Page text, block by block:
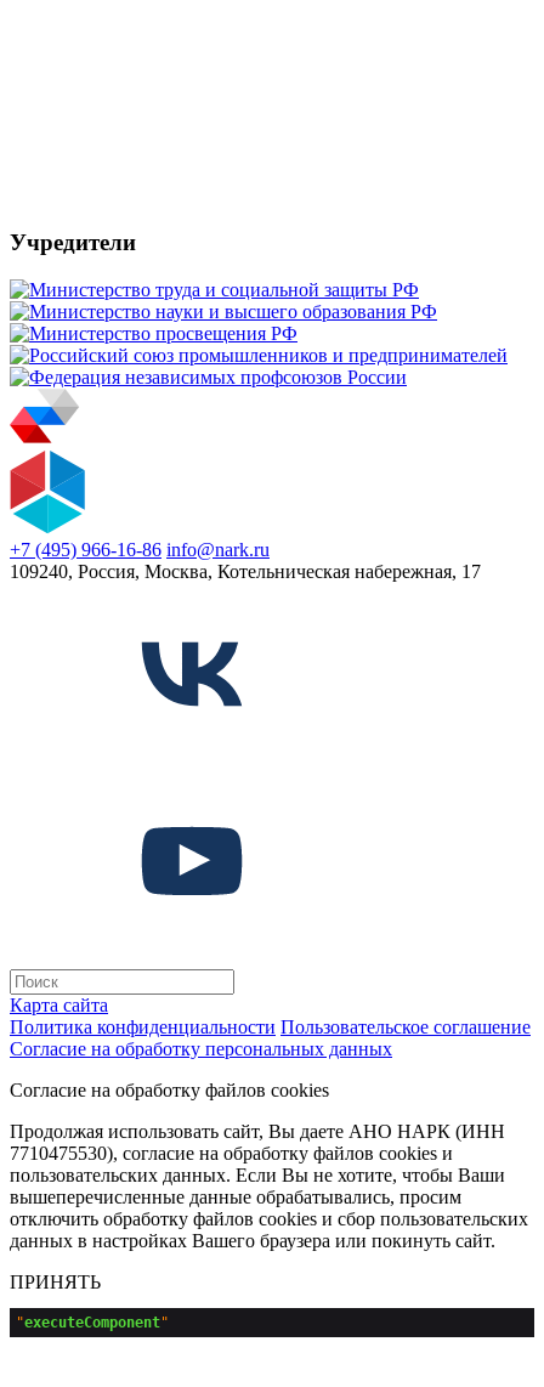
Учредители
+7 (495) 966-16-86 info@nark.ru
109240, Россия, Москва, Котельническая набережная, 17
Карта сайта
Политика конфиденциальности Пользовательское соглашение
Согласие на обработку персональных данных
Согласие на обработку файлов cookies
Продолжая использовать сайт, Вы даете АНО НАРК (ИНН
7710475530), согласие на обработку файлов cookies и
пользовательских данных. Если Вы не хотите, чтобы Ваши
вышеперечисленные данные обрабатывались, просим
отключить обработку файлов cookies и сбор пользовательских
данных в настройках Вашего браузера или покинуть сайт.
ПРИНЯТЬ
"executeComponent